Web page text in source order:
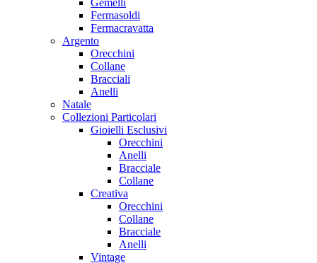
Fermasoldi
Fermacravatta
Argento
Orecchini
Collane
Bracciali
Anelli
Natale
Collezioni Particolari
Gioielli Esclusivi
Orecchini
Anelli
Bracciale
Collane
Creativa
Orecchini
Collane
Bracciale
Anelli
Vintage